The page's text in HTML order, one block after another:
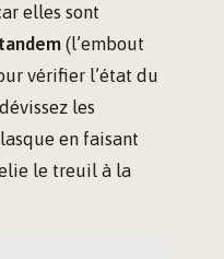
elles sont
tandem (l’embout
vérifier l’état du
les
en faisant
le treuil à la